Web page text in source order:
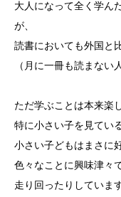
大人になって全く学ん
が、
読書においても外国と
（月に一冊も読まない
ただ学ぶことは本来楽
特に小さい子を見てい
小さい子どもはまさに
色々なことに興味津々
走り回ったりしています